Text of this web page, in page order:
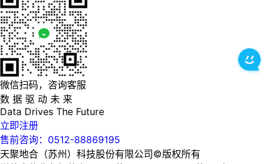
微信扫码，咨询客服
数 据 驱 动 未 来
Data Drives The Future
立即注册
售前咨询：0512-88869195
天聚地合（苏州）科技股份有限公司©版权所有